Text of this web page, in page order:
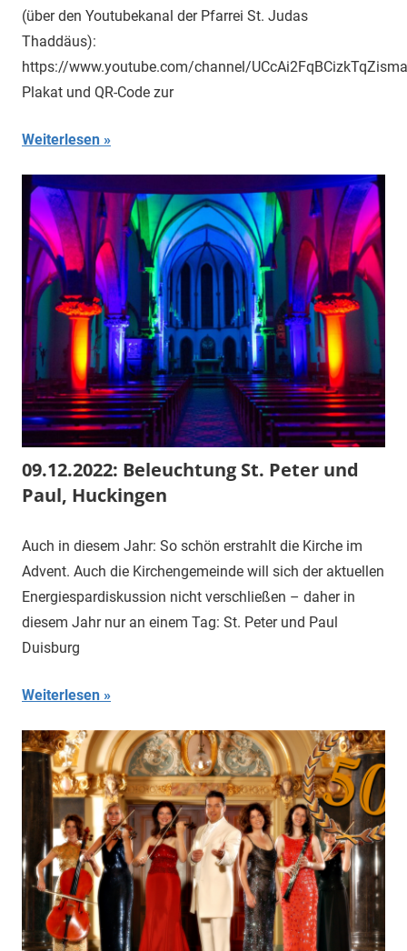
(über den Youtubekanal der Pfarrei St. Judas
Thaddäus):
https://www.youtube.com/channel/
Plakat und QR-Code zur
Weiterlesen
09.12.2022: Beleuchtung St. Peter und
Paul, Huckingen
Auch in diesem Jahr: So schön erstrahlt die Kirche im
Advent. Auch die Kirchengemeinde will sich der aktuellen
Energiespardiskussion nicht verschließen – daher in
diesem Jahr nur an einem Tag: St. Peter und Paul
Duisburg
Weiterlesen